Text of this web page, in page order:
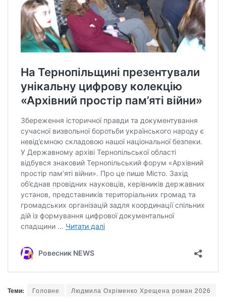
Теми: Головне Людмила Охріменко Хрещена роман 2026